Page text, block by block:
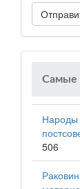
Самые
Народы
506